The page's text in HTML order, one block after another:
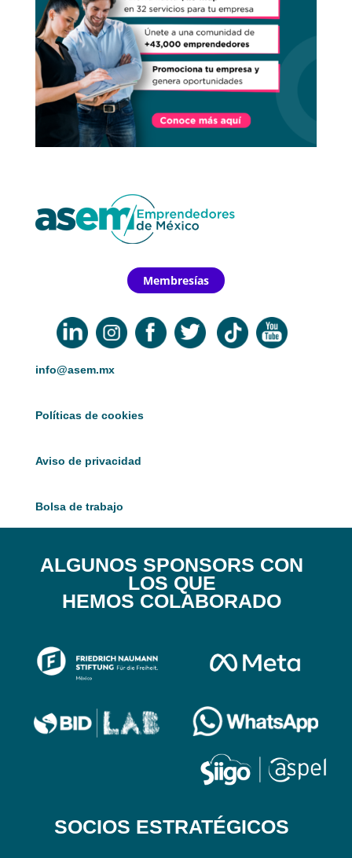
Membresías
info@asem.mx
Políticas de cookies
Aviso de privacidad
Bolsa de trabajo
ALGUNOS SPONSORS CON
LOS QUE
HEMOS COLABORADO
SOCIOS ESTRATÉGICOS